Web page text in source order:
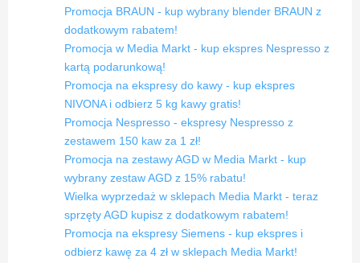
Promocja BRAUN - kup wybrany blender BRAUN z
dodatkowym rabatem!
Promocja w Media Markt - kup ekspres Nespresso z
kartą podarunkową!
Promocja na ekspresy do kawy - kup ekspres
NIVONA i odbierz 5 kg kawy gratis!
Promocja Nespresso - ekspresy Nespresso z
zestawem 150 kaw za 1 zł!
Promocja na zestawy AGD w Media Markt - kup
wybrany zestaw AGD z 15% rabatu!
Wielka wyprzedaż w sklepach Media Markt - teraz
sprzęty AGD kupisz z dodatkowym rabatem!
Promocja na ekspresy Siemens - kup ekspres i
odbierz kawę za 4 zł w sklepach Media Markt!